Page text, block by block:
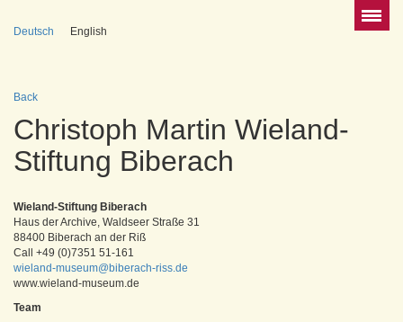
Deutsch English
Back
Christoph Martin Wieland-
Stiftung Biberach
Wieland-Stiftung Biberach
Haus der Archive, Waldseer Straße 31
88400 Biberach an der Riß
Call +49 (0)7351 51-161
wieland-museum@biberach-riss.de
www.wieland-museum.de
Team